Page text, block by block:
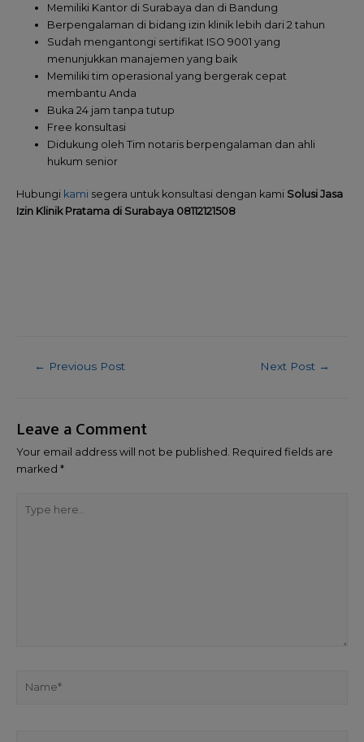
Memiliki Kantor di Surabaya dan di Bandung
Berpengalaman di bidang izin klinik lebih dari 2 tahun
Sudah mengantongi sertifikat ISO 9001 yang
menunjukkan manajemen yang baik
Memiliki tim operasional yang bergerak cepat
membantu Anda
Buka 24 jam tanpa tutup
Free konsultasi
Didukung oleh Tim notaris berpengalaman dan ahli
hukum senior
Hubungi kami segera untuk konsultasi dengan kami Solusi Jasa
Izin Klinik Pratama di Surabaya 08112121508
← Previous Post Next Post →
Leave a Comment
Your email address will not be published. Required fields are
marked *